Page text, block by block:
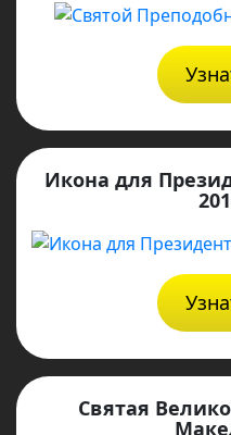
Икона для
Святая